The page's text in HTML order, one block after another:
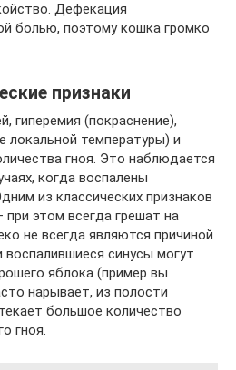
Дефекация
болью, поэтому кошка громко
признаки
гиперемия (покраснение),
локальной температуры) и
гноя. Это наблюдается
когда воспалены
из классических признаков
при этом всегда грешат на
не всегда являются причиной
синусы могут
яблока (пример вы
нарывает, из полости
большое количество
гноя.